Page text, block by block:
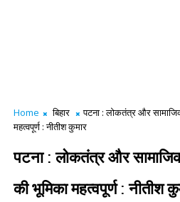
Home बिहार
पटना : लोकतंत्र और
महत्वपूर्ण : नीतीश कुमार
पटना : लोकतंत्र और
की भूमिका महत्वपूर्ण : नीतीश